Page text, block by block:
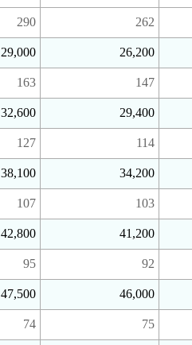
290 262
29,000 26,200
163 147
32,600 29,400
127 114
38,100 34,200
107 103
42,800 41,200
95 92
47,500 46,000
74 75